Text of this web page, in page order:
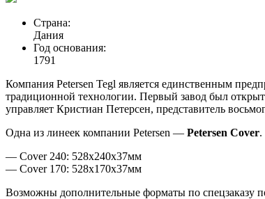
Страна:
Дания
Год основания:
1791
Компания Petersen Tegl является единственным
традиционной технологии. Первый завод был
управляет Кристиан Петерсен, представитель
Одна из линеек компании Petersen — Petersen Cover.
— Cover 240: 528x240x37мм
— Cover 170: 528x170x37мм
Возможны дополнительные форматы по спецзаказу